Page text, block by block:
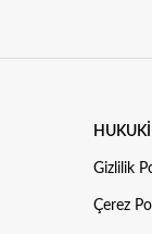
Gizlilik
Çerez